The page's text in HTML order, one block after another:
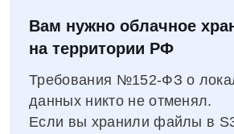
Вам нужно облачное
на территории РФ
Требования №152‑ФЗ о
данных никто не отменял.
Если вы хранили файлы в